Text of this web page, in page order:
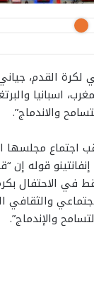
القدم، جياني
اسبانيا
اجتماع مجلسها
إنفانتينو قوله إن
في الاحتفال
والثقافي
والإندماج”.